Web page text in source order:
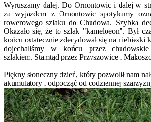
Wyruszamy dalej. Do Ornontowic i dalej w
za wyjazdem z Ornontowic spotykamy
rowerowego szlaku do Chudowa. Szybka
Okazało się, że to szlak "kameloeon". Był
końcu ostatecznie zdecydował się na niebieski
dojechaliśmy w końcu przez
szlakiem. Stamtąd przez Przyszowice i
Piękny słoneczny dzień, który pozwolił nam
akumulatory i odpocząć od codziennej